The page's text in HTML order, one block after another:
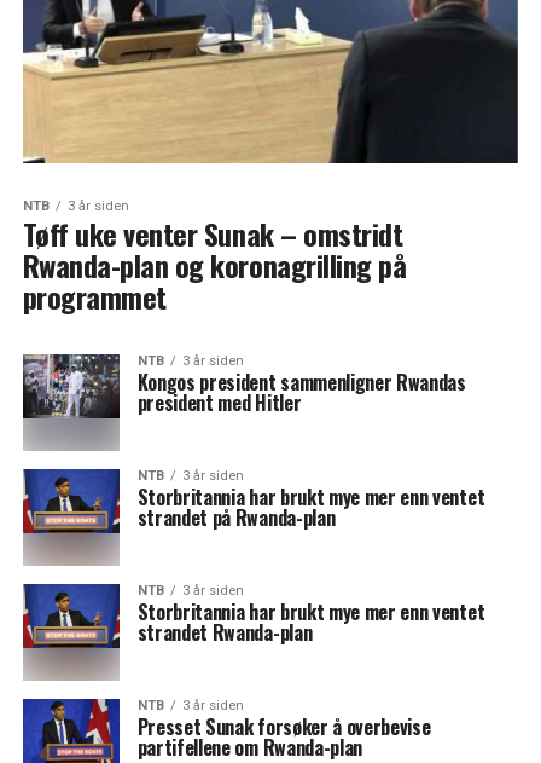
NTB 3 år siden
Tøff uke venter Sunak – omstridt
Rwanda-plan og koronagrilling på
programmet
NTB 3 år siden
Kongos president sammenligner Rwandas
president med Hitler
NTB 3 år siden
Storbritannia har brukt mye mer enn ventet
strandet på Rwanda-plan
NTB 3 år siden
Storbritannia har brukt mye mer enn ventet
strandet Rwanda-plan
NTB 3 år siden
Presset Sunak forsøker å overbevise
partifellene om Rwanda-plan